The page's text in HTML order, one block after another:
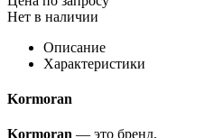
Нет в наличии
Описание
Характеристики
Kormoran
Kormoran — это бренд,